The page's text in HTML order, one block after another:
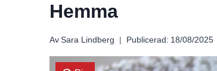
Hemma
Av Sara Lindberg Publicerad: 18/08/2025